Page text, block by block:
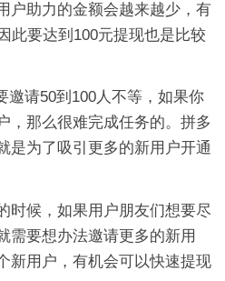
户助力的金额会越来越少，有
此要达到100元提现也是比较
邀请50到100人不等，如果你
，那么很难完成任务的。拼多
是为了吸引更多的新用户开通
时候，如果用户朋友们想要尽
需要想办法邀请更多的新用
新用户，有机会可以快速提现